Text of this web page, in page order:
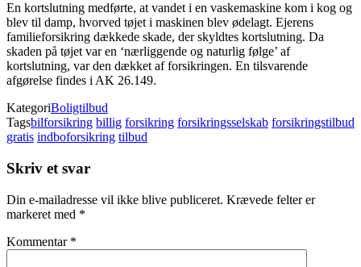
En kortslutning medførte, at vandet i en vaskemaskine kom i kog og
blev til damp, hvorved tøjet i maskinen blev ødelagt. Ejerens
familieforsikring dækkede skade, der skyldtes kortslutning. Da
skaden på tøjet var en ‘nærliggende og naturlig følge’ af
kortslutning, var den dækket af forsikringen. En tilsvarende
afgørelse findes i AK 26.149.
KategoriBoligtilbud
Tagsbilforsikring billig forsikring forsikringsselskab forsikringstilbud
gratis indboforsikring tilbud
Skriv et svar
Din e-mailadresse vil ikke blive publiceret. Krævede felter er
markeret med *
Kommentar *